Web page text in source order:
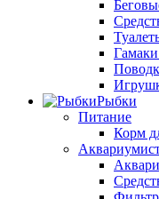
Рыбки
Питание
Корм